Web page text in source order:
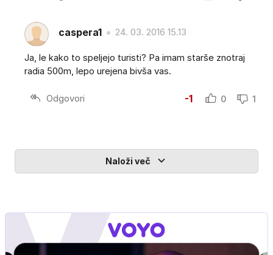
caspera1 24. 03. 2016 15.13
Ja, le kako to speljejo turisti? Pa imam starše znotraj
radia 500m, lepo urejena bivša vas.
Odgovori -1 0 1
Naloži več